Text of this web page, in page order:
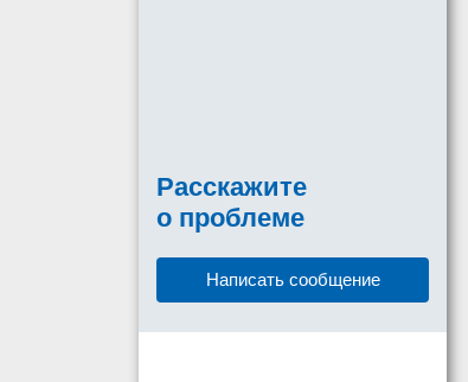
Расскажите
о проблеме
Написать сообщение